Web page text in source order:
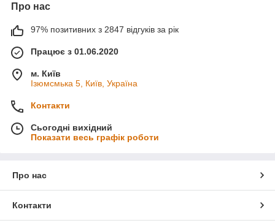
Про нас
97% позитивних з 2847 відгуків за рік
Працює з 01.06.2020
м. Київ
Ізюмсмька 5, Київ, Україна
Контакти
Сьогодні вихідний
Показати весь графік роботи
Про нас
Контакти